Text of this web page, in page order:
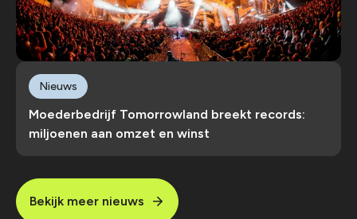
Moederbedrijf Tomorrowland breekt records:
miljoenen aan omzet en winst
Nieuws
Bekijk meer nieuws